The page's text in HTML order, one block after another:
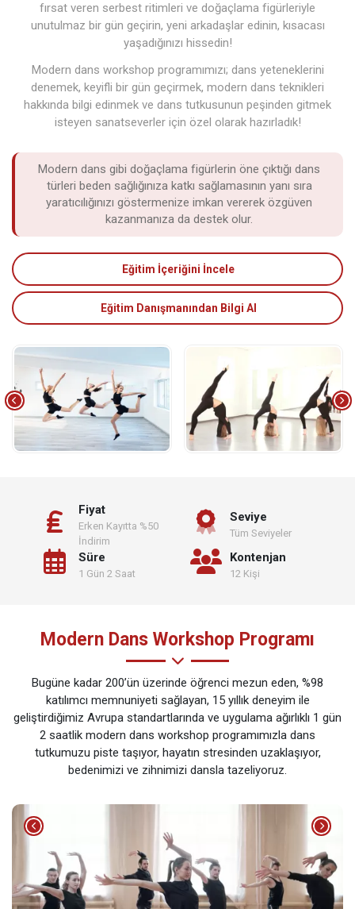
fırsat veren serbest ritimleri ve doğaçlama figürleriyle
unutulmaz bir gün geçirin, yeni arkadaşlar edinin, kısacası
yaşadığınızı hissedin!
Modern dans workshop programımızı; dans yeteneklerini
denemek, keyifli bir gün geçirmek, modern dans teknikleri
hakkında bilgi edinmek ve dans tutkusunun peşinden gitmek
isteyen sanatseverler için özel olarak hazırladık!
Modern dans gibi doğaçlama figürlerin öne çıktığı dans
türleri beden sağlığınıza katkı sağlamasının yanı sıra
yaratıcılığınızı göstermenize imkan vererek özgüven
kazanmanıza da destek olur.
Eğitim İçeriğini İncele
Eğitim Danışmanından Bilgi Al
Fiyat
Erken Kayıtta %50
İndirim
Seviye
Tüm Seviyeler
Süre
1 Gün 2 Saat
Kontenjan
12 Kişi
Modern Dans Workshop Programı
Bugüne kadar 200’ün üzerinde öğrenci mezun eden, %98
katılımcı memnuniyeti sağlayan, 15 yıllık deneyim ile
geliştirdiğimiz Avrupa standartlarında ve uygulama ağırlıklı 1 gün
2 saatlik modern dans workshop programımızla dans
tutkumuzu piste taşıyor, hayatın stresinden uzaklaşıyor,
bedenimizi ve zihnimizi dansla tazeliyoruz.